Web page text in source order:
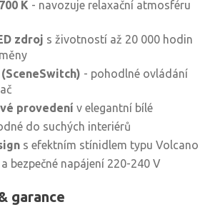
K - navozuje relaxační atmosféru
zdroj s životností až 20 000 hodin
- pohodlné ovládání
provedení v elegantní bílé
do suchých interiérů
s efektním stínidlem typu Volcano
a bezpečné napájení 220-240 V
garance